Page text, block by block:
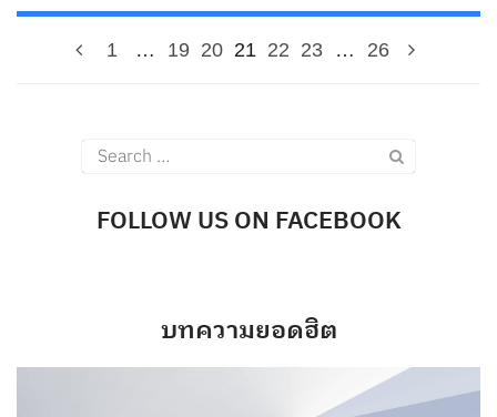
1 … 19 20 21 22 23 … 26
Search
for:
FOLLOW US ON FACEBOOK
บทความยอดฮิต